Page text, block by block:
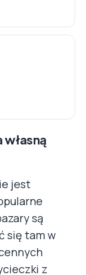
jest
są
się tam w
z